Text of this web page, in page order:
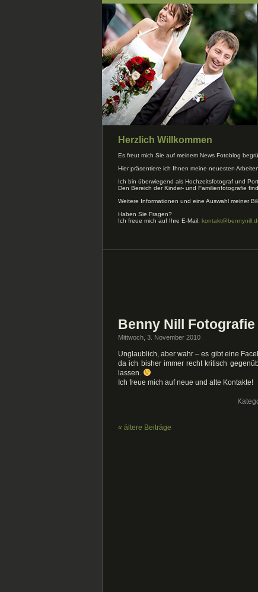
Herzlich Willkommen
Es freut mich Sie auf meinem News Fotoblog
Hier präsentiere ich Ihnen meine neuesten
Ich bin überwiegend als Hochzeitsfotograf und
Den Bereich der Kinder- und Familienfotografie
Weitere Informationen und eine Auswahl meiner
Haben Sie Fragen?
Ich freue mich auf Ihre E-Mail:
Benny Nill
Mittwoch, 3. November 2010
Unglaublich, aber wahr – es gibt eine
da ich bisher immer recht kritisch
lassen.
Ich freue mich auf neue und alte Kontakte!
« ältere Beiträge